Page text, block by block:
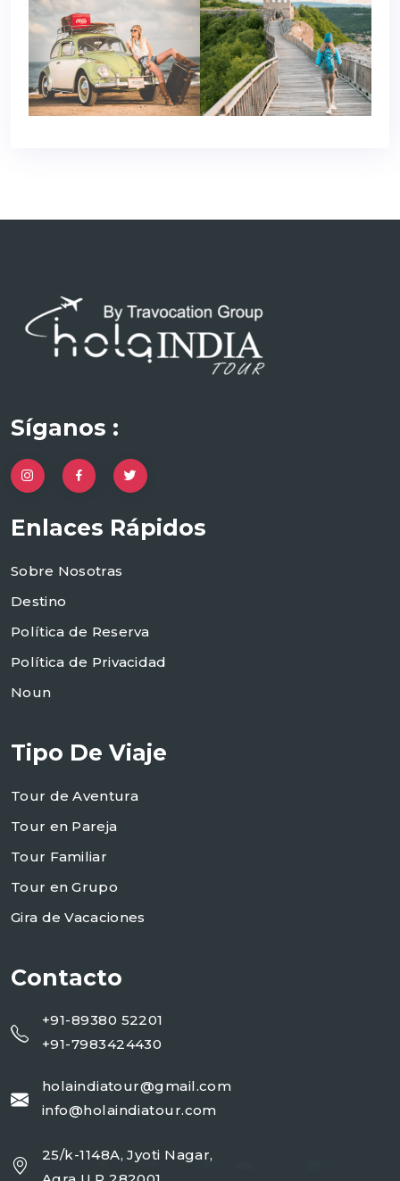
Síganos :
Enlaces Rápidos
Sobre Nosotras
Destino
Política de Reserva
Política de Privacidad
Noun
Tipo De Viaje
Tour de Aventura
Tour en Pareja
Tour Familiar
Tour en Grupo
Gira de Vacaciones
Contacto
+91-89380 52201
+91-7983424430
holaindiatour@gmail.com
info@holaindiatour.com
25/k-1148A, Jyoti Nagar,